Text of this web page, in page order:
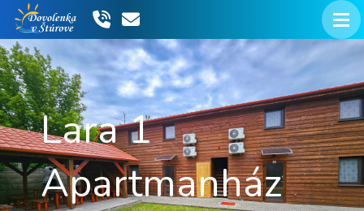
Lara 1
Apartmanház